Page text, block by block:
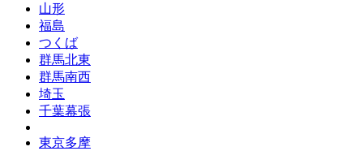
山形
福島
つくば
群馬北東
群馬南西
埼玉
千葉幕張
東京多摩